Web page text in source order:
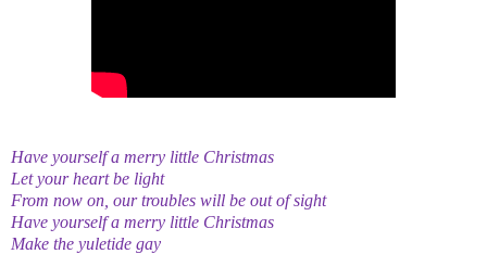
Have yourself a merry little Christmas
Let your heart be light
From now on, our troubles will be out of sight
Have yourself a merry little Christmas
Make the yuletide gay